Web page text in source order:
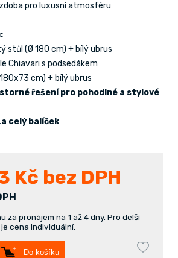
pro luxusní atmosféru
stůl (Ø 180 cm) + bílý ubrus
Chiavari s podsedákem
cm) + bílý ubrus
řešení pro pohodlné a stylové
celý balíček
Kč bez DPH
za pronájem na 1 až 4 dny. Pro delší
cena individuální.
Do košíku